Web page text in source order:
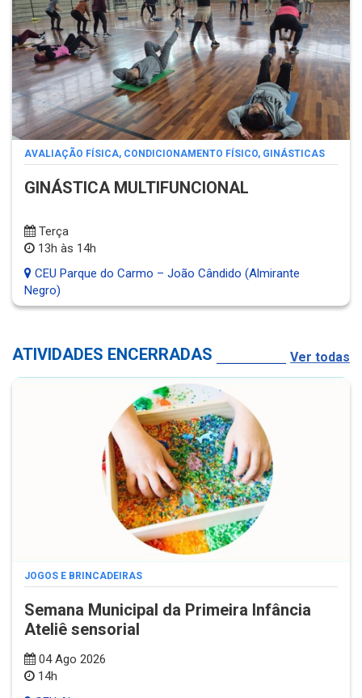
AVALIAÇÃO FÍSICA, CONDICIONAMENTO FÍSICO, GINÁSTICAS
GINÁSTICA MULTIFUNCIONAL
Terça
13h às 14h
CEU Parque do Carmo – João Cândido (Almirante
Negro)
ATIVIDADES ENCERRADAS Ver todas
JOGOS E BRINCADEIRAS
Semana Municipal da Primeira Infância
Ateliê sensorial
04 Ago 2026
14h